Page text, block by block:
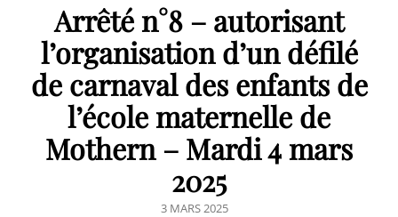
Arrêté n°8 – autorisant
l’organisation d’un défilé
de carnaval des enfants de
l’école maternelle de
Mothern – Mardi 4 mars
2025
POSTED
3 MARS 2025